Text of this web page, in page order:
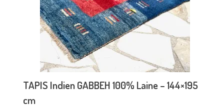
TAPIS Indien GABBEH 100% Laine – 144×195
cm